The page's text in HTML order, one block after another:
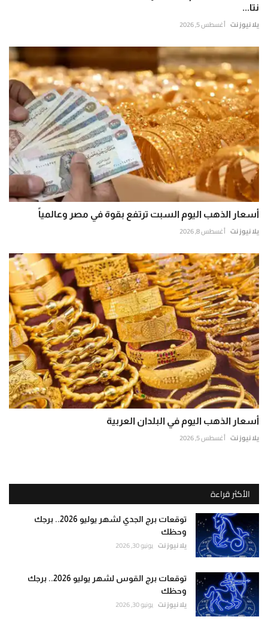
نتا...
يلا نيوز نت أغسطس 5, 2026
أسعار الذهب اليوم السبت ترتفع بقوة في مصر وعالمياً
يلا نيوز نت أغسطس 8, 2026
أسعار الذهب اليوم في البلدان العربية
يلا نيوز نت أغسطس 5, 2026
الأكثر قراءة
توقعات برج الجدي لشهر يوليو 2026.. برجك
وحظك
يلا نيوز نت يونيو 30, 2026
توقعات برج القوس لشهر يوليو 2026.. برجك
وحظك
يلا نيوز نت يونيو 30, 2026